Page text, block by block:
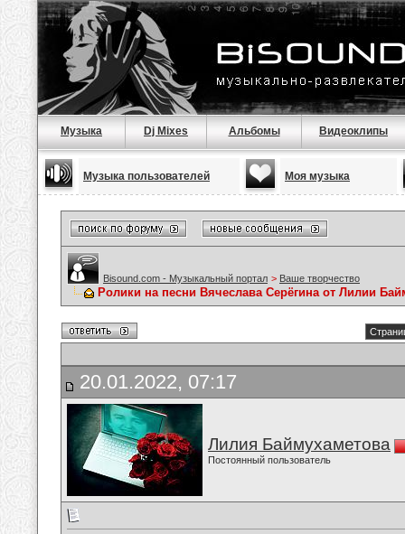
Музыка Dj Mixes Альбомы Видеоклипы
Музыка пользователей Моя музыка
Bisound.com - Музыкальный портал > Ваше творчество
Ролики на песни Вячеслава Серёгина от Лилии
20.01.2022, 07:17
Лилия Баймухаметова
Постоянный пользователь